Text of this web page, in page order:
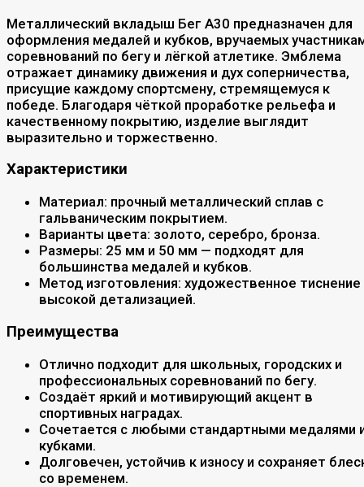
Металлический вкладыш Бег A30 предназначен для
оформления медалей и кубков, вручаемых
соревнований по бегу и лёгкой атлетике. Эмблема
отражает динамику движения и дух соперничества,
присущие каждому спортсмену, стремящемуся к
победе. Благодаря чёткой проработке рельефа и
качественному покрытию, изделие выглядит
выразительно и торжественно.
Характеристики
Материал: прочный металлический сплав с
гальваническим покрытием.
Варианты цвета: золото, серебро, бронза.
Размеры: 25 мм и 50 мм — подходят для
большинства медалей и кубков.
Метод изготовления: художественное тиснение
высокой детализацией.
Преимущества
Отлично подходит для школьных, городских и
профессиональных соревнований по бегу.
Создаёт яркий и мотивирующий акцент в
спортивных наградах.
Сочетается с любыми стандартными медалями
кубками.
Долговечен, устойчив к износу и сохраняет
со временем.